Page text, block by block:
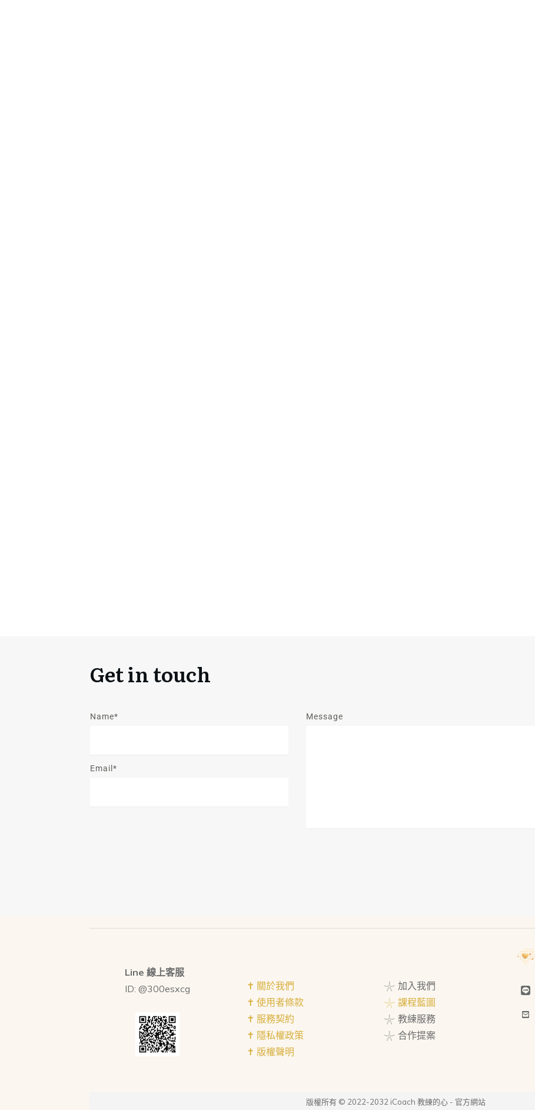
Get in touch
Name*
Email*
Message
Line 線上客服
ID: @300esxcg
✝︎ 關於我們
✝︎ 使用者條款
✝︎ 服務契約
✝︎ 隱私權政策
✝︎ 版權聲明
𓇼 加入我們
𓇼 課程藍圖
𓇼 教練服務
𓇼 合作提案
版權所有 © 2022-2032 iCoach 教練的心 - 官方網站